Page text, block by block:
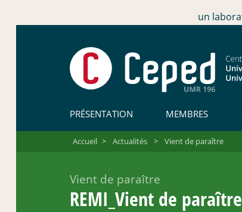
un
PRÉSENTATION MEMBRES
Accueil > Actualités > Vient de paraître
Vient de paraître
REMI_Vient de